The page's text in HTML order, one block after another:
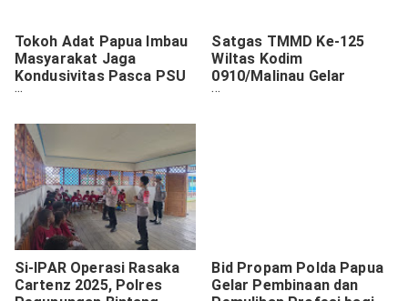
Tokoh Adat Papua Imbau
Masyarakat Jaga
Kondusivitas Pasca PSU
Pilgub
Satgas TMMD Ke-125
Wiltas Kodim
0910/Malinau Gelar
Penyuluhan Hukum dan
Si-IPAR Operasi Rasaka
Cartenz 2025, Polres
Bid Propam Polda Papua
Gelar Pembinaan dan